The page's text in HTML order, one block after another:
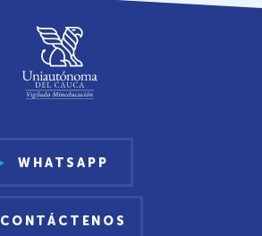
WHATSAPP
CONTÁCTENOS